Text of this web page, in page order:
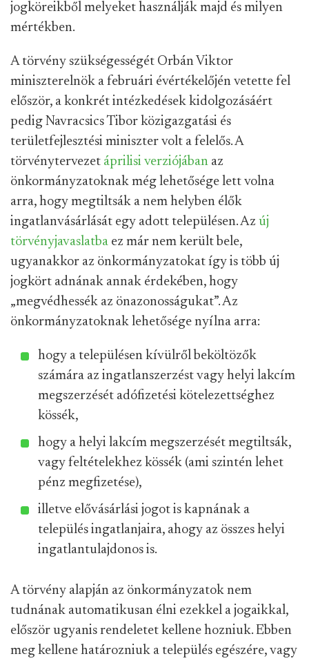
jogköreikből melyeket használják majd és milyen
mértékben.
A törvény szükségességét Orbán Viktor
miniszterelnök a februári évértékelőjén vetette fel
először, a konkrét intézkedések kidolgozásáért
pedig Navracsics Tibor közigazgatási és
területfejlesztési miniszter volt a felelős. A
törvénytervezet áprilisi verziójában az
önkormányzatoknak még lehetősége lett volna
arra, hogy megtiltsák a nem helyben élők
ingatlanvásárlását egy adott településen. Az új
törvényjavaslatba ez már nem került bele,
ugyanakkor az önkormányzatokat így is több új
jogkört adnának annak érdekében, hogy
„megvédhessék az önazonosságukat”. Az
önkormányzatoknak lehetősége nyílna arra:
hogy a településen kívülről beköltözők
számára az ingatlanszerzést vagy helyi lakcím
megszerzését adófizetési kötelezettséghez
kössék,
hogy a helyi lakcím megszerzését megtiltsák,
vagy feltételekhez kössék (ami szintén lehet
pénz megfizetése),
illetve elővásárlási jogot is kapnának a
település ingatlanjaira, ahogy az összes helyi
ingatlantulajdonos is.
A törvény alapján az önkormányzatok nem
tudnának automatikusan élni ezekkel a jogaikkal,
először ugyanis rendeletet kellene hozniuk. Ebben
meg kellene határozniuk a település egészére, vagy